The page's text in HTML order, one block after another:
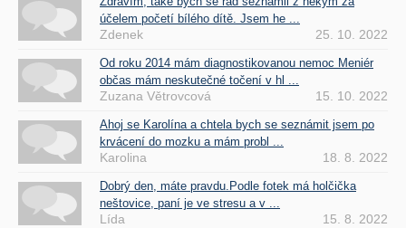
účelem početí bílého dítě. Jsem he ...
Zdenek 25. 10. 2022
Od roku 2014 mám diagnostikovanou nemoc Meniér
občas mám neskutečné točení v hl ...
Zuzana Větrovcová 15. 10. 2022
Ahoj se Karolína a chtela bych se seznámit jsem po
krvácení do mozku a mám probl ...
Karolina 18. 8. 2022
Dobrý den, máte pravdu.Podle fotek má holčička
neštovice, paní je ve stresu a v ...
Lída 15. 8. 2022